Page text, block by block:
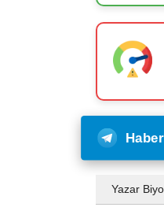
Yazar